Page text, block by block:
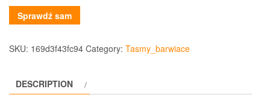
Sprawdź sam
SKU: 169d3f43fc94 Category: Tasmy_barwiace
DESCRIPTION